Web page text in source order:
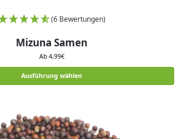
(6 Bewertungen)
Mizuna Samen
Ab 4,99€
Ausführung wählen